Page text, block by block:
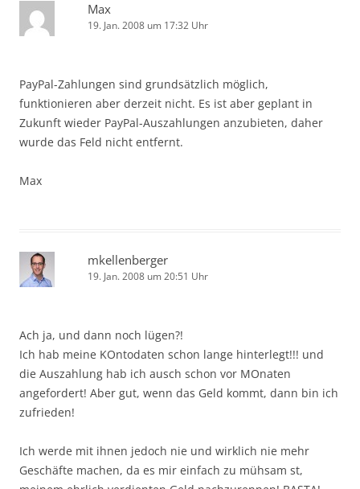
Max
19. Jan. 2008 um 17:32 Uhr
PayPal-Zahlungen sind grundsätzlich möglich,
funktionieren aber derzeit nicht. Es ist aber geplant in
Zukunft wieder PayPal-Auszahlungen anzubieten, daher
wurde das Feld nicht entfernt.
Max
mkellenberger
19. Jan. 2008 um 20:51 Uhr
Ach ja, und dann noch lügen?!
Ich hab meine KOntodaten schon lange hinterlegt!!! und
die Auszahlung hab ich ausch schon vor MOnaten
angefordert! Aber gut, wenn das Geld kommt, dann bin ich
zufrieden!
Ich werde mit ihnen jedoch nie und wirklich nie mehr
Geschäfte machen, da es mir einfach zu mühsam st,